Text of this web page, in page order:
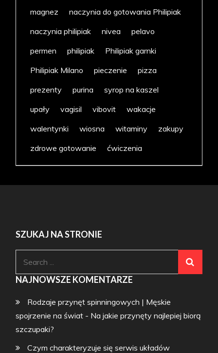
magnez
naczynia do gotowania Philipiak
naczynia philipiak
nivea
pelavo
permen
philipiak
Philipiak garnki
Philipiak Milano
pieczenie
pizza
prezenty
purina
syrop na kaszel
upały
vagisil vibovit
wakacje
walentynki
wiosna witaminy
zakupy
zdrowe gotowanie
ćwiczenia
SZUKAJ NA STRONIE
NAJNOWSZE KOMENTARZE
Rodzaje przynęt spinningowych | Męskie
spojrzenie na świat - Na jakie przynęty najlepiej biorą
szczupaki?
Czym charakteryzuje się serwis układów